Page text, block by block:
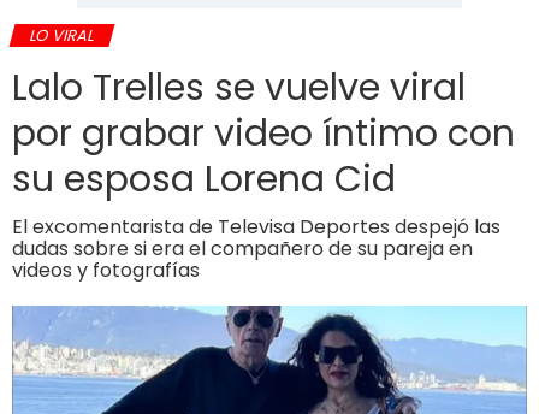
LO VIRAL
Lalo Trelles se vuelve viral
por grabar video íntimo con
su esposa Lorena Cid
El excomentarista de Televisa Deportes despejó las
dudas sobre si era el compañero de su pareja en
videos y fotografías